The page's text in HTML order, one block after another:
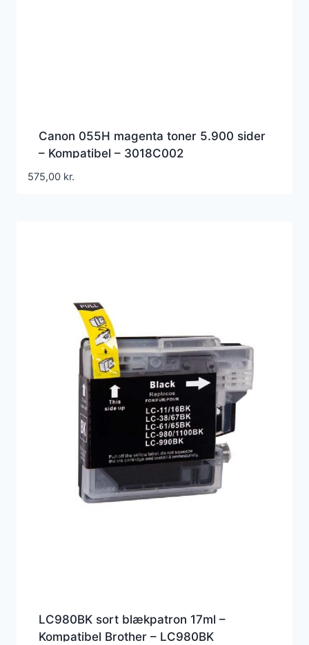
Canon 055H magenta toner 5.900 sider
– Kompatibel – 3018C002
575,00 kr.
LC980BK sort blækpatron 17ml –
Kompatibel Brother – LC980BK